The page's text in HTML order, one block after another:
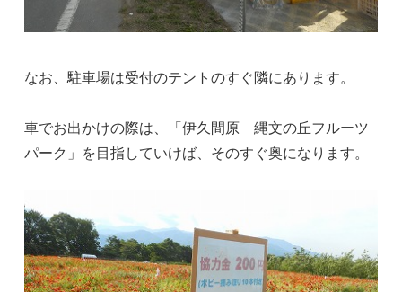
なお、駐車場は受付のテントのすぐ隣にあります。
車でお出かけの際は、「伊久間原 縄文の丘フルーツ
パーク」を目指していけば、そのすぐ奥になります。